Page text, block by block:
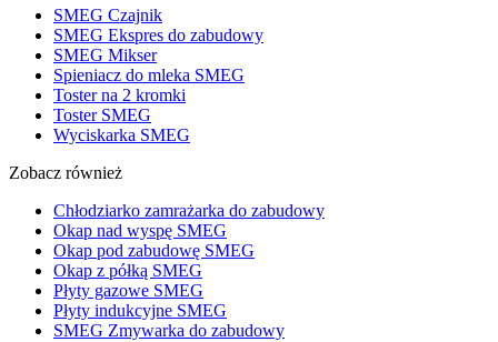
SMEG Czajnik
SMEG Ekspres do zabudowy
SMEG Mikser
Spieniacz do mleka SMEG
Toster na 2 kromki
Toster SMEG
Wyciskarka SMEG
Zobacz również
Chłodziarko zamrażarka do zabudowy
Okap nad wyspę SMEG
Okap pod zabudowę SMEG
Okap z półką SMEG
Płyty gazowe SMEG
Płyty indukcyjne SMEG
SMEG Zmywarka do zabudowy